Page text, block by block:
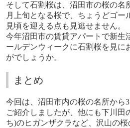
そして石割桜は、沼田市の桜の名
月上旬となる桜で、ちょうどゴー
見頃を迎える点も見逃せません。
今年沼田市の賃貸アパートで新生
ールデンウィークに石割桜を見に
がでしょうか。
まとめ
今回は、沼田市内の桜の名所から3
ご紹介しましたが、他にも下川田
ち)のヒガンザクラなど、沢山の桜